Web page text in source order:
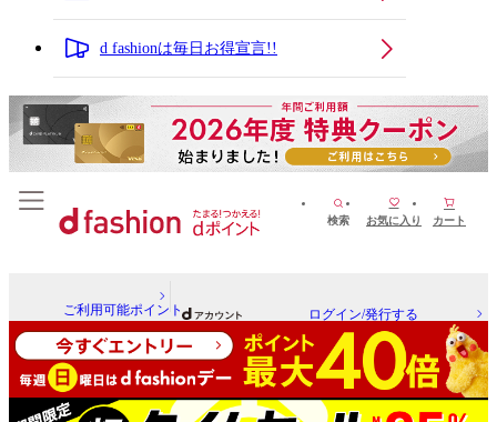
d fashionは毎日お得宣言!!
検索 お気に入り カート
ご利用可能ポイント ログイン/発行する